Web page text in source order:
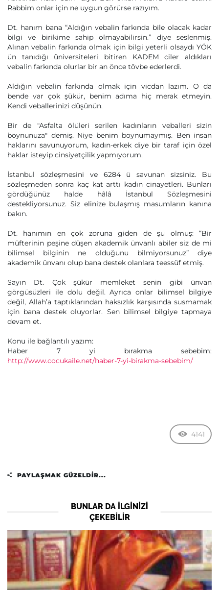
Rabbim onlar için ne uygun görürse razıyım.
Dt. hanım bana “Aldığın vebalin farkında bile olacak kadar
bilgi ve birikime sahip olmayabilirsin.” diye seslenmiş.
Alınan vebalin farkında olmak için bilgi yeterli olsaydı YÖK
ün tanıdığı üniversiteleri bitiren KADEM ciler aldıkları
vebalin farkında olurlar bir an önce tövbe ederlerdi.
Aldığın vebalin farkında olmak için vicdan lazım. O da
bende var çok şükür, benim adıma hiç merak etmeyin.
Kendi veballerinizi düşünün.
Bir de "Asfalta ölüleri serilen kadınların veballeri sizin
boynunuza" demiş. Niye benim boynumaymış. Ben insan
haklarını savunuyorum, kadın-erkek diye bir taraf için özel
haklar isteyip cinsiyetçilik yapmıyorum.
İstanbul sözleşmesini ve 6284 ü savunan sizsiniz. Bu
sözleşmeden sonra kaç kat arttı kadın cinayetleri. Bunları
gördüğünüz halde hâlâ İstanbul Sözleşmesini
destekliyorsunuz. Siz elinize bulaşmış masumların kanına
bakın.
Dt. hanımın en çok zoruna giden de şu olmuş: “Bir
müfterinin peşine düşen akademik ünvanlı abiler siz de mi
bilimsel bilginin ne olduğunu bilmiyorsunuz” diye
akademik ünvanı olup bana destek olanlara teessüf etmiş.
Sayın Dt. Çok şükür memleket senin gibi ünvan
görgüsüzleri ile dolu değil. Ayrıca onlar bilimsel bilgiye
değil, Allah’a taptıklarından haksızlık karşısında susmamak
için bana destek oluyorlar. Sen bilimsel bilgiye tapmaya
devam et.
Konu ile bağlantılı yazım:
Haber 7 yi bırakma sebebim:
http://www.cocukaile.net/haber-7-yi-birakma-sebebim/
4141
PAYLAŞMAK GÜZELDIR...
BUNLAR DA ILGINIZI
ÇEKEBILIR